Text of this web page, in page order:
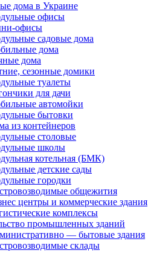
дома в Украине
офисы
офисы
садовые дома
дома
дома
сезонные домики
туалеты
для дачи
автомойки
бытовки
из контейнеров
столовые
школы
котельная (БМК)
детские сады
городки
общежития
центры и коммерческие здания
комплексы
промышленных зданий
— бытовые здания
склады